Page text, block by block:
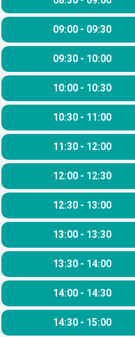
09:00 - 09:30
09:30 - 10:00
10:00 - 10:30
10:30 - 11:00
11:30 - 12:00
12:00 - 12:30
12:30 - 13:00
13:00 - 13:30
13:30 - 14:00
14:00 - 14:30
14:30 - 15:00